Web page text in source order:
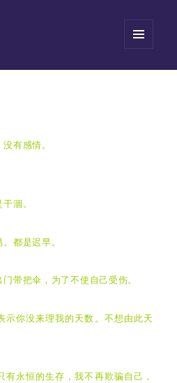
挂件
有感情。
涸。
都是迟早。
带把伞，为了不使自己受伤。
示你没来理我的天数。不想由此天
有永恒的生存，我不再欺骗自己，